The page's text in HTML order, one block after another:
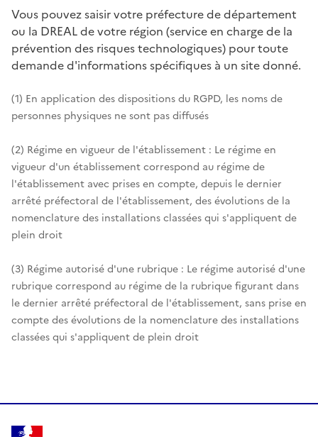
Vous pouvez saisir votre préfecture de département
ou la DREAL de votre région (service en charge de la
prévention des risques technologiques) pour toute
demande d'informations spécifiques à un site donné.
(1) En application des dispositions du RGPD, les noms de
personnes physiques ne sont pas diffusés
(2) Régime en vigueur de l'établissement : Le régime en
vigueur d'un établissement correspond au régime de
l'établissement avec prises en compte, depuis le dernier
arrêté préfectoral de l'établissement, des évolutions de la
nomenclature des installations classées qui s'appliquent de
plein droit
(3) Régime autorisé d'une rubrique : Le régime autorisé d'une
rubrique correspond au régime de la rubrique figurant dans
le dernier arrêté préfectoral de l'établissement, sans prise en
compte des évolutions de la nomenclature des installations
classées qui s'appliquent de plein droit